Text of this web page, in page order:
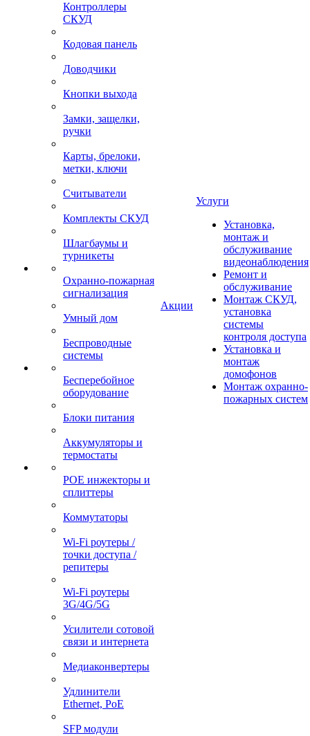
Контроллеры
СКУД
Кодовая панель
Доводчики
Кнопки выхода
Замки, защелки,
ручки
Карты, брелоки,
метки, ключи
Считыватели
Комплекты СКУД
Шлагбаумы и
турникеты
Охранно-пожарная
сигнализация
Умный дом
Беспроводные
системы
Бесперебойное
оборудование
Блоки питания
Аккумуляторы и
термостаты
POE инжекторы и
сплиттеры
Коммутаторы
Wi-Fi роутеры /
точки доступа /
репитеры
Wi-Fi роутеры
3G/4G/5G
Усилители сотовой
связи и интернета
Медиаконвертеры
Удлинители
Ethernet, PoE
SFP модули
Акции
Услуги
Установка,
монтаж и
обслуживание
видеонаблюдения
Ремонт и
обслуживание
Монтаж СКУД,
установка
системы
контроля доступа
Установка и
монтаж
домофонов
Монтаж охранно-
пожарных систем